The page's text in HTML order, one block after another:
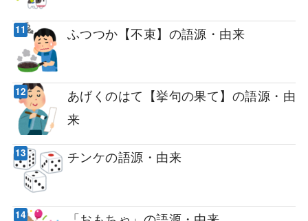
ふつつか【不束】の語源・由来
あげくのはて【挙句の果て】の語源・由
来
チンケの語源・由来